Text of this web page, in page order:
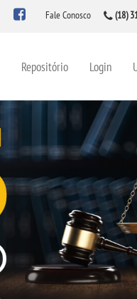
Fale Conosco (18)
Repositório Login